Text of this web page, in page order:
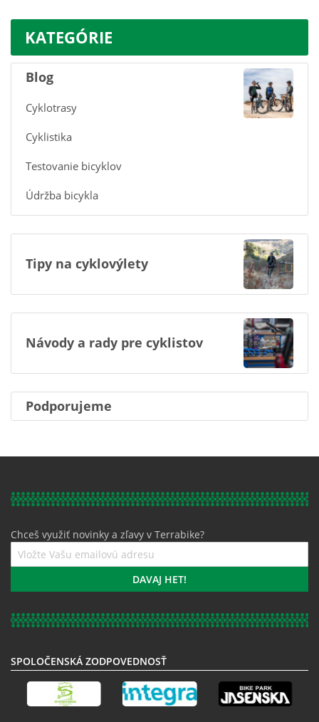
KATEGÓRIE
Blog
Cyklotrasy
Cyklistika
Testovanie bicyklov
Údržba bicykla
Tipy na cyklovýlety
Návody a rady pre cyklistov
Podporujeme
Chceš využiť novinky a zľavy v Terrabike?
Prihláste
sa
odberu
DAVAJ HET!
SPOLOČENSKÁ ZODPOVEDNOSŤ